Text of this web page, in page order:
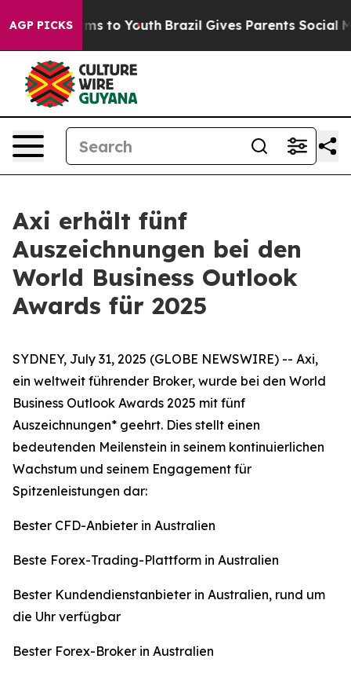
AGP PICKSHarms to Youth Brazil Gives Parents Social
Axi erhält fünf
Auszeichnungen bei den
World Business Outlook
Awards für 2025
SYDNEY, July 31, 2025 (GLOBE NEWSWIRE) -- Axi,
ein weltweit führender Broker, wurde bei den World
Business Outlook Awards 2025 mit fünf
Auszeichnungen* geehrt. Dies stellt einen
bedeutenden Meilenstein in seinem kontinuierlichen
Wachstum und seinem Engagement für
Spitzenleistungen dar:
Bester CFD-Anbieter in Australien
Beste Forex-Trading-Plattform in Australien
Bester Kundendienstanbieter in Australien, rund um
die Uhr verfügbar
Bester Forex-Broker in Australien